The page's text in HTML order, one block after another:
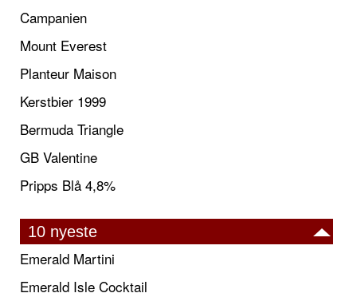
Campanien
Mount Everest
Planteur Maison
Kerstbier 1999
Bermuda Triangle
GB Valentine
Pripps Blå 4,8%
10 nyeste
Emerald Martini
Emerald Isle Cocktail